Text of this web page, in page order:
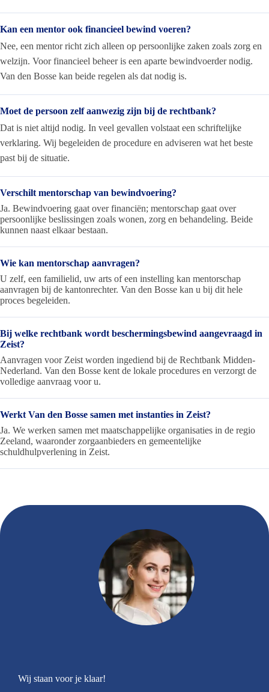
Kan een mentor ook financieel bewind voeren?
Nee, een mentor richt zich alleen op persoonlijke zaken zoals zorg en
welzijn. Voor financieel beheer is een aparte bewindvoerder nodig.
Van den Bosse kan beide regelen als dat nodig is.
Moet de persoon zelf aanwezig zijn bij de rechtbank?
Dat is niet altijd nodig. In veel gevallen volstaat een schriftelijke
verklaring. Wij begeleiden de procedure en adviseren wat het beste
past bij de situatie.
Verschilt mentorschap van bewindvoering?
Ja. Bewindvoering gaat over financiën; mentorschap gaat over
persoonlijke beslissingen zoals wonen, zorg en behandeling. Beide
kunnen naast elkaar bestaan.
Wie kan mentorschap aanvragen?
U zelf, een familielid, uw arts of een instelling kan mentorschap
aanvragen bij de kantonrechter. Van den Bosse kan u bij dit hele
proces begeleiden.
Bij welke rechtbank wordt beschermingsbewind aangevraagd in
Zeist?
Aanvragen voor Zeist worden ingediend bij de Rechtbank Midden-
Nederland. Van den Bosse kent de lokale procedures en verzorgt de
volledige aanvraag voor u.
Werkt Van den Bosse samen met instanties in Zeist?
Ja. We werken samen met maatschappelijke organisaties in de regio
Zeeland, waaronder zorgaanbieders en gemeentelijke
schuldhulpverlening in Zeist.
Wij staan voor je klaar!